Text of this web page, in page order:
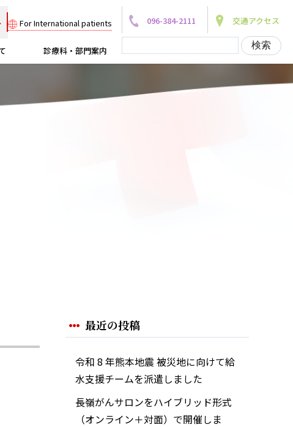
For International patients
診療科・部門案内
096-384-2111 交通アクセス
最近の投稿
令和 8 年熊本地震 被災地に向けて給
水支援チームを派遣しました
長嶺がんサロンをハイブリッド形式
（オンライン＋対面）で開催しま